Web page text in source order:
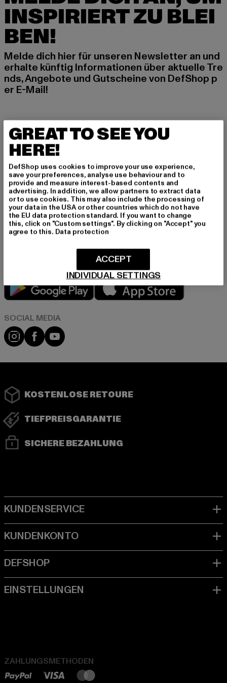
INSPIRIERT ZU BLEI
BEN!
Melde dich hier für unseren Newsletter an und
erhalte künftig Informationen über aktuelle Tre
nds, Angebote und Gutscheine von DefShop p
er E-Mail!
MÄNNER
FRAUEN
E-MAIL
ANMELDEN
Informationen dazu, wie DefShop mit Deinen Daten umgeht, findest Du
in unserer Datenschutzerklärung. Du kannst Dich jederzeit kostenfei
abmelden. Datenschutzerklärung lesen.
Play market
Instagram
FacebookYouTube
KOSTENLOSE RETOURE
TIEFPREISGARANTIE
SICHERE BEZAHLUNG
ZAHLUNGSMETHODEN
GREAT TO SEE YOU
HERE!
DefShop uses cookies to improve your use experience,
save your preferences, analyse use behaviour and to
provide and measure interest-based contents and
advertising. In addition, we allow partners to extract data
or to use cookies. This may also include the processing of
your data in the USA or other countries which do not have
the EU data protection standard. If you want to change
this, click on "Custom settings". By clicking on "Accept" you
agree to this. Data protection
INDIVIDUAL SETTINGS
ACCEPT